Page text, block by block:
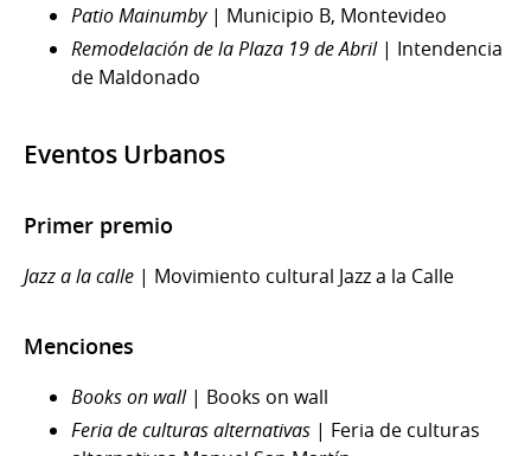
Patio Mainumby| Municipio B, Montevideo
Remodelación de la Plaza 19 de Abril| Intendencia
de Maldonado
Eventos Urbanos
Primer premio
Jazz a la calle | Movimiento cultural Jazz a la Calle
Menciones
Books on wall| Books on wall
Feria de culturas alternativas | Feria de culturas